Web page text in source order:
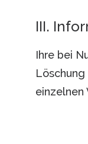
III.
Ihre bei
einzelnen